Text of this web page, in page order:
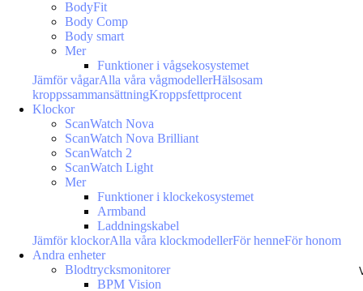
BodyFit
Body Comp
Body smart
Mer
Funktioner i vågsekosystemet
Jämför vågarAlla våra vågmodellerHälsosam
kroppssammansättningKroppsfettprocent
Klockor
ScanWatch Nova
ScanWatch Nova Brilliant
ScanWatch 2
ScanWatch Light
Mer
Funktioner i klockekosystemet
Armband
Laddningskabel
Jämför klockorAlla våra klockmodellerFör henneFör honom
Andra enheter
Blodtrycksmonitorer
BPM Vision